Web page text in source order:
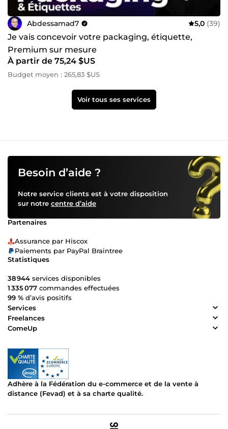
Abdessamad7 5,0 (39)
Je vais concevoir votre packaging, étiquette,
Premium sur mesure
À partir de 75,24 $US
Budget moyen : 265,83 $US
Voir tous ses services
Besoin d’aide ?
Notre service clients est à votre disposition
sur notre centre d’aide
Partenaires
Assurance par Hiscox
Paiements par PayPal Braintree
Statistiques
38 944 services disponibles
1 335 077 commandes effectuées
99 % d’avis positifs
Services
Freelances
ComeUp
Adhère à la Fédération du e-commerce et de la vente à
distance (Fevad) et à sa charte qualité.